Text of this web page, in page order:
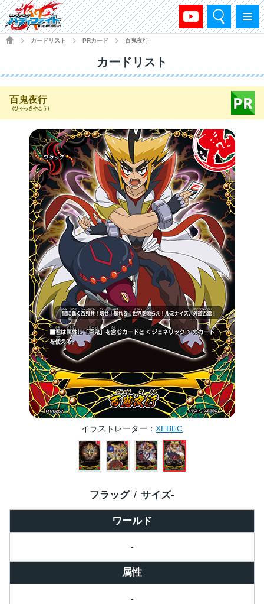
メニュー
検索
HOME
カードリスト PRカード 百鬼夜行
カードリスト
百鬼夜行
（ひゃっきやこう）
イラストレーター XEBEC
ワールド
-
フラッグ サイズ-
属性
-